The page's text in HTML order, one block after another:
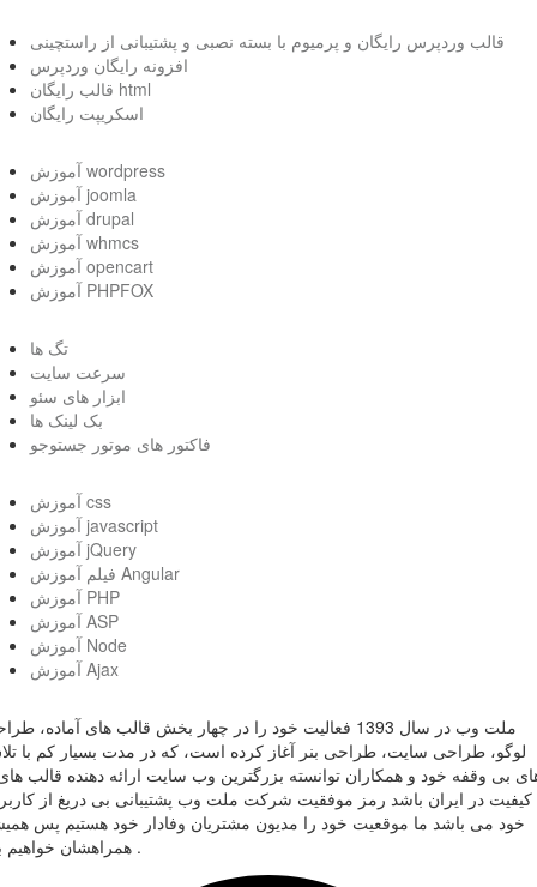
قالب وردپرس رایگان و پرمیوم با بسته نصبی و پشتیبانی از راستچینی
افزونه رایگان وردپرس
قالب رایگان html
اسکریپت رایگان
آموزش wordpress
آموزش joomla
آموزش drupal
آموزش whmcs
آموزش opencart
آموزش PHPFOX
تگ ها
سرعت سایت
ابزار های سئو
بک لینک ها
فاکتور های موتور جستوجو
آموزش css
آموزش javascript
آموزش jQuery
فیلم آموزش Angular
آموزش PHP
آموزش ASP
آموزش Node
آموزش Ajax
ملت وب در سال 1393 فعالیت خود را در چهار بخش قالب های آماده،
لوگو، طراحی سایت، طراحی بنر آغاز کرده است، که در مدت بسیار کم با
بی وقفه خود و همکاران توانسته بزرگترین وب سایت ارائه دهنده قالب
کیفیت در ایران باشد رمز موفقیت شرکت ملت وب پشتیبانی بی دریغ از
خود می باشد ما موقعیت خود را مدیون مشتریان وفادار خود هستیم پس
همراهشان خواهیم بود .